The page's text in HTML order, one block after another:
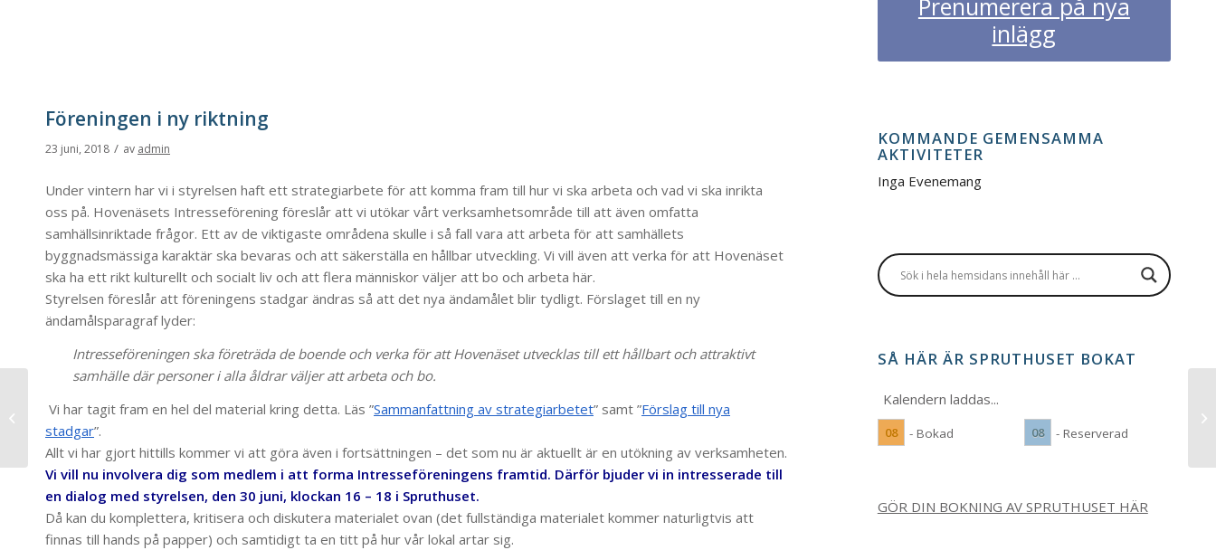
Föreningen i ny riktning
23 juni, 2018 / av admin
Under vintern har vi i styrelsen haft ett strategiarbete för att komma fram till hur vi ska arbeta och vad vi ska inrikta
oss på. Hovenäsets Intresseförening föreslår att vi utökar vårt verksamhetsområde till att även omfatta
samhällsinriktade frågor. Ett av de viktigaste områdena skulle i så fall vara att arbeta för att samhällets
byggnadsmässiga karaktär ska bevaras och att säkerställa en hållbar utveckling. Vi vill även att verka för att Hovenäset
ska ha ett rikt kulturellt och socialt liv och att flera människor väljer att bo och arbeta här.
Styrelsen föreslår att föreningens stadgar ändras så att det nya ändamålet blir tydligt. Förslaget till en ny
ändamålsparagraf lyder:
Intresseföreningen ska företräda de boende och verka för att Hovenäset utvecklas till ett hållbart och attraktivt
samhälle där personer i alla åldrar väljer att arbeta och bo.
Vi har tagit fram en hel del material kring detta. Läs ”Sammanfattning av strategiarbetet” samt ”Förslag till nya
stadgar”.
Allt vi har gjort hittills kommer vi att göra även i fortsättningen – det som nu är aktuellt är en utökning av verksamheten.
Vi vill nu involvera dig som medlem i att forma Intresseföreningens framtid. Därför bjuder vi in intresserade till
en dialog med styrelsen, den 30 juni, klockan 16 – 18 i Spruthuset.
Då kan du komplettera, kritisera och diskutera materialet ovan (det fullständiga materialet kommer naturligtvis att
finnas till hands på papper) och samtidigt ta en titt på hur vår lokal artar sig.
Prenumerera på nya
inlägg
KOMMANDE GEMENSAMMA
AKTIVITETER
Inga Evenemang
SÅ HÄR ÄR SPRUTHUSET BOKAT
Kalendern laddas...
08 - Bokad 08 - Reserverad
GÖR DIN BOKNING AV SPRUTHUSET HÄR
McAbels på
Hovenäsdagen